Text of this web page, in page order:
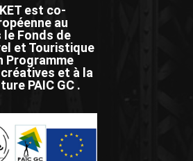
est co-
au
le Fonds de
et Touristique
Programme
et à la
PAIC GC .